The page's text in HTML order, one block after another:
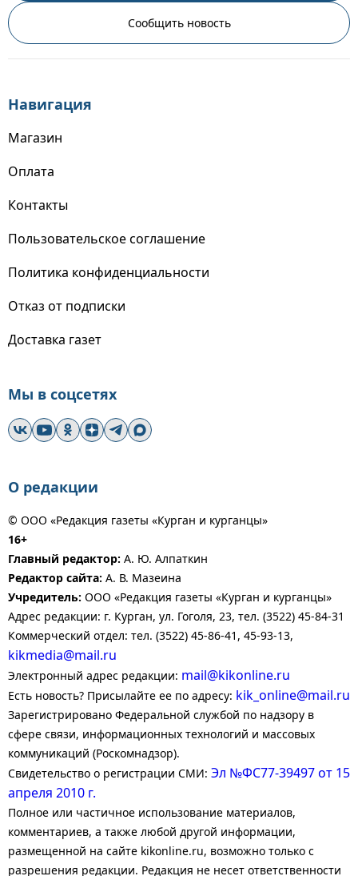
Сообщить новость
Навигация
Магазин
Оплата
Контакты
Пользовательское соглашение
Политика конфиденциальности
Отказ от подписки
Доставка газет
Мы в соцсетях
О редакции
© ООО «Редакция газеты «Курган и курганцы»
16+
Главный редактор: А. Ю. Алпаткин
Редактор сайта: А. В. Мазеина
Учредитель: ООО «Редакция газеты «Курган и курганцы»
Адрес редакции: г. Курган, ул. Гоголя, 23, тел. (3522) 45-84-31
Коммерческий отдел: тел. (3522) 45-86-41, 45-93-13,
kikmedia@mail.ru
Электронный адрес редакции: mail@kikonline.ru
Есть новость? Присылайте ее по адресу: kik_online@mail.ru
Зарегистрировано Федеральной службой по надзору в
сфере связи, информационных технологий и массовых
коммуникаций (Роскомнадзор).
Свидетельство о регистрации СМИ: Эл №ФС77-39497 от 15
апреля 2010 г.
Полное или частичное использование материалов,
комментариев, а также любой другой информации,
размещенной на сайте kikonline.ru, возможно только с
разрешения редакции. Редакция не несет ответственности